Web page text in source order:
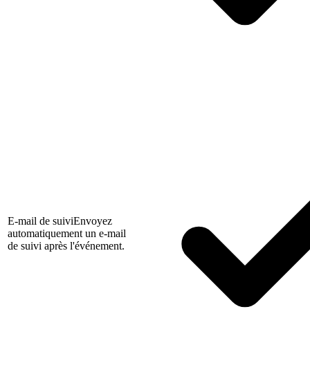
E-mail de suiviEnvoyez
automatiquement un e-mail
de suivi après l'événement.